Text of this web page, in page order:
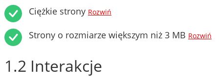
Ciężkie strony Rozwiń
Strony o rozmiarze większym niż 3 MB Rozwiń
1.2 Interakcje